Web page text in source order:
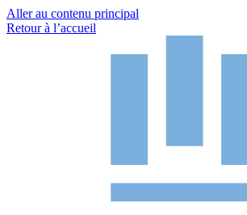
Aller au contenu principal
Retour à l’accueil